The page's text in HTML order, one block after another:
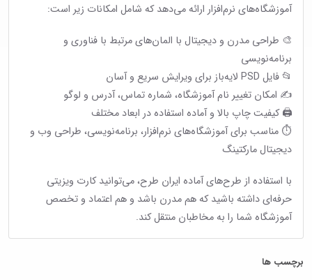
آموزشگاه‌های نرم‌افزار ارائه می‌دهد که شامل امکانات زیر است:
🎨 طراحی مدرن و دیجیتال با المان‌های مرتبط با فناوری و
برنامه‌نویسی
📂 فایل PSD لایه‌باز برای ویرایش سریع و آسان
✍️ امکان تغییر نام آموزشگاه، شماره تماس، آدرس و لوگو
🖨 کیفیت چاپ بالا و آماده استفاده در ابعاد مختلف
⏱ مناسب برای آموزشگاه‌های نرم‌افزار، برنامه‌نویسی، طراحی وب و
دیجیتال مارکتینگ
با استفاده از طرح‌های آماده ایران طرح، می‌توانید کارت ویزیتی
حرفه‌ای داشته باشید که هم مدرن باشد و هم اعتماد و تخصص
آموزشگاه شما را به مخاطبان منتقل کند.
برچسب ها